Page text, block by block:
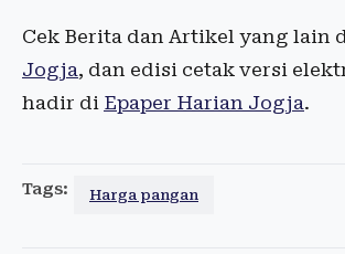
Cek Berita dan Artikel yang lain
Jogja, dan edisi cetak versi
hadir di Epaper Harian Jogja.
Tags: Harga pangan